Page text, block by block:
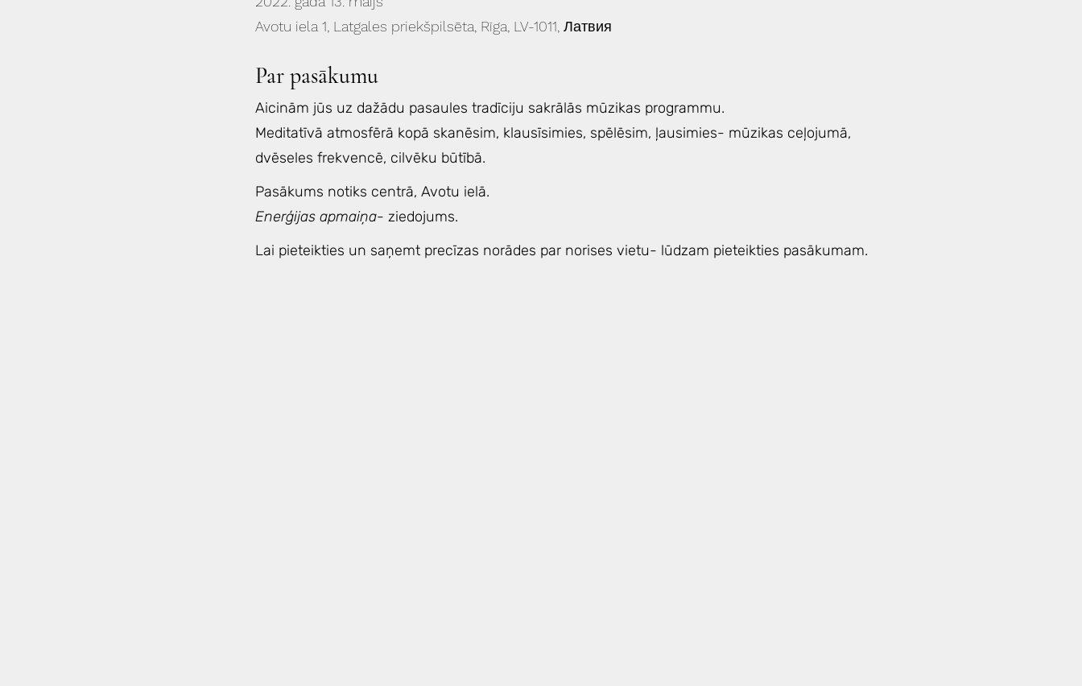
Avotu iela 1, Latgales priekšpilsēta, Rīga, LV-1011, Латвия
Par pasākumu
Aicinām jūs uz dažādu pasaules tradīciju sakrālās mūzikas programmu.
Meditatīvā atmosfērā kopā skanēsim, klausīsimies, spēlēsim, ļausimies- mūzikas ceļojumā,
dvēseles frekvencē, cilvēku būtībā.
Pasākums notiks centrā, Avotu ielā.
Enerģijas apmaiņa- ziedojums.
Lai pieteikties un saņemt precīzas norādes par norises vietu- lūdzam pieteikties pasākumam.